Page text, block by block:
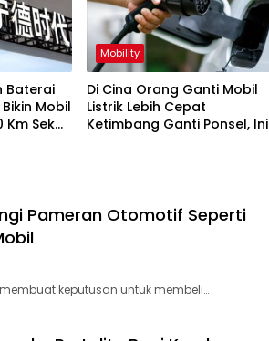
Baterai
Mobil
Sekali
Mobility
Di Cina Orang Ganti Mobil
Listrik Lebih Cepat
Ketimbang Ganti Ponsel, Ini
Pameran Otomotif Seperti
keputusan untuk membeli…